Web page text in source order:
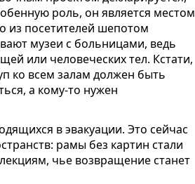
роль, он является местом
из посетителей шепотом
музеи с больницами, ведь
или человеческих тел. Кстати,
ко всем залам должен быть
а кому-то нужен
в эвакуации. Это сейчас
рамы без картин стали
чье возвращение станет